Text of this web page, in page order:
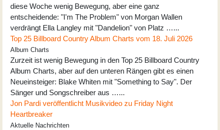
diese Woche wenig Bewegung, aber eine ganz
entscheidende: "I'm The Problem" von Morgan Wallen
verdrängt Ella Langley mit "Dandelion" von Platz …...
Top 25 Billboard Country Album Charts vom 18. Juli 2026
Album Charts
Zurzeit ist wenig Bewegung in den Top 25 Billboard Country
Album Charts, aber auf den unteren Rängen gibt es einen
Neueinsteiger: Blake Whiten mit "Something to Say". Der
Sänger und Songschreiber aus …...
Jon Pardi veröffentlicht Musikvideo zu Friday Night
Heartbreaker
Aktuelle Nachrichten